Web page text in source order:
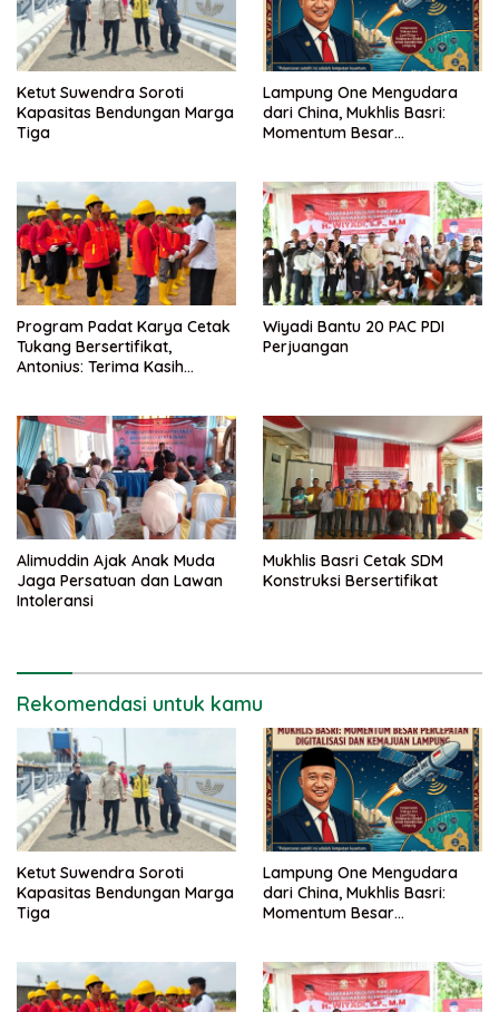
Ketut Suwendra Soroti
Kapasitas Bendungan Marga
Tiga
Lampung One Mengudara
dari China, Mukhlis Basri:
Momentum Besar
Program Padat Karya Cetak
Tukang Bersertifikat,
Antonius: Terima Kasih
Wiyadi Bantu 20 PAC PDI
Perjuangan
Alimuddin Ajak Anak Muda
Jaga Persatuan dan Lawan
Intoleransi
Mukhlis Basri Cetak SDM
Konstruksi Bersertifikat
Rekomendasi untuk kamu
Ketut Suwendra Soroti
Kapasitas Bendungan Marga
Tiga
Lampung One Mengudara
dari China, Mukhlis Basri:
Momentum Besar